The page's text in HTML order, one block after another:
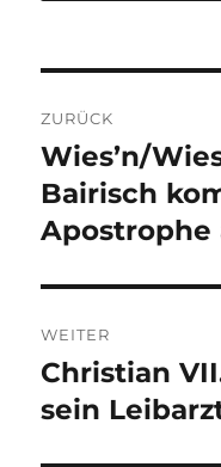
ZURÜCK
Vorheriger
Beitrag:
Wies’n/
Bairisch
Apostrophe
WEITER
Nächster
Beitrag:
Christian
sein